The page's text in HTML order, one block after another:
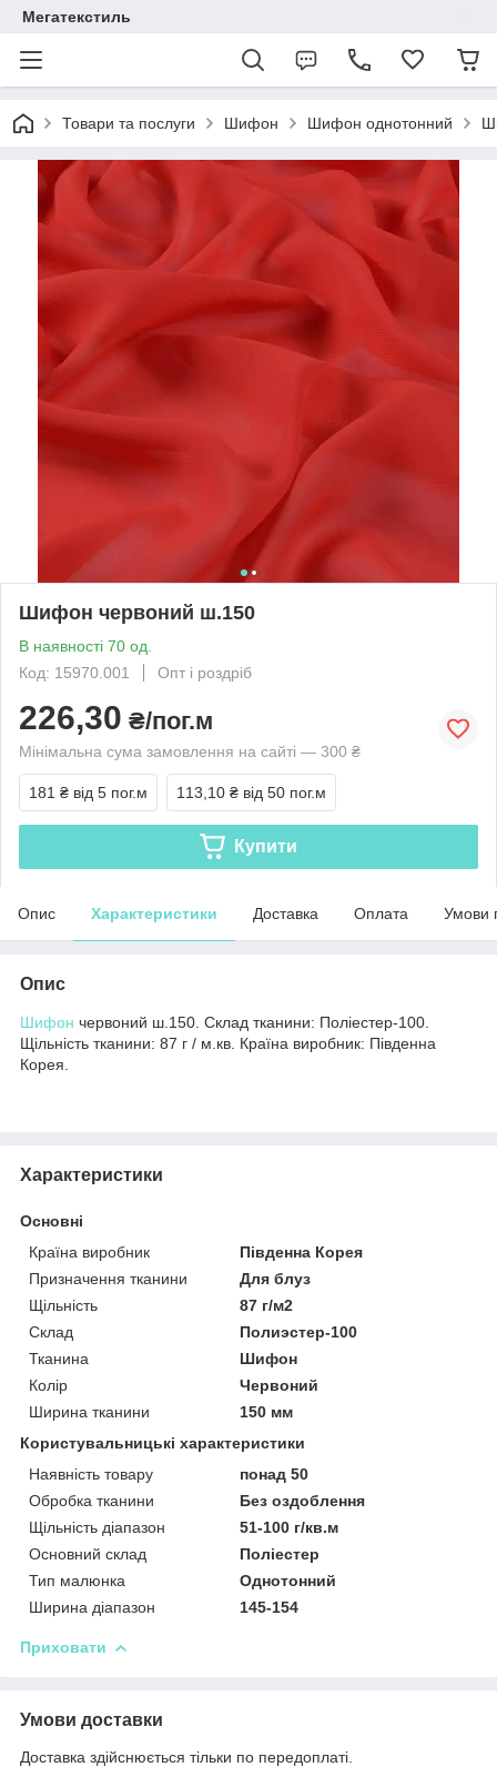
Мегатекстиль
Товари та послуги Шифон Шифон однотонний
Шифон червоний ш.150
В наявності 70 од.
Код: 15970.001
Опт і роздріб
226,30 ₴/пог.м
Мінімальна сума замовлення на сайті — 300 ₴
181 ₴ від 5 пог.м 113,10 ₴ від 50 пог.м
Купити
Опис Характеристики Доставка Оплата Умови
Опис
Шифон червоний ш.150. Склад тканини: Поліестер-100.
Щільність тканини: 87 г / м.кв. Країна виробник: Південна
Корея.
Характеристики
Основні
Країна виробник
Південна Корея
Призначення тканини
Для блуз
Щільність
87 г/м2
Склад
Полиэстер-100
Тканина
Шифон
Колір
Червоний
Ширина тканини
150 мм
Користувальницькі характеристики
Наявність товару
понад 50
Обробка тканини
Без оздоблення
Щільність діапазон
51-100 г/кв.м
Основний склад
Поліестер
Тип малюнка
Однотонний
Ширина діапазон
145-154
Приховати
Умови доставки
Доставка здійснюється тільки по передоплаті.